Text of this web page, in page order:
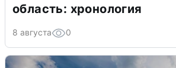
область: хронология
8 августа 0